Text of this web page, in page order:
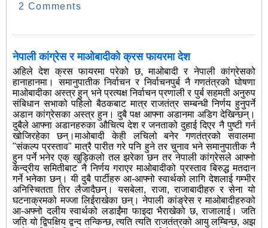
2 Comments
नेपाली कांग्रेस र माओबादीको क्रस फायरमा देश
अहिले देश क्रस फायरमा परेको छ, माओबादी र नेपाली कांग्रेसको
हानाहानमा। समानुपातीक निर्वाचन र निर्वाचनपुर्ब नै गणतंत्रको घोषणा
माओबादीका अस्त्र हुन् भने प्रत्यक्ष निर्वाचन प्रणाली र पुर्ब सहमती अनुरुप
संबिधान सभाको पहिलो बैठकबाट मात्र राजतंत्र सम्बन्धी निर्णय हुनुपर्ने
अडान कांग्रेसका अस्त्र हुन। दुबै पक्ष आफ्ना अडानमा अडिग देखिन्छन्।
दुबैले आफ्ना अडानहरुका औचित्य देश र जनताको दुहाई दिएर नै पुष्टी गर्न
खोजिरहेका छन्।माओबादी केही लचिलो बनेर गणतंत्रको सवालमा
"संकल्प प्रस्ताव" मात्रै पारीत गरे पनि हुने तर चुनाव भने समानुपातीक नै
हुन पर्ने भनेर एक् खुड्किलो तल झरेका छन तर नेपाली कांग्रेसले आफ्नो
केन्द्रीय समितीबाट नै निर्णय गराएर माओबादीको प्रस्ताव बिरुद्ध मतदान
गर्ने भनेका छन्। यी दुबै पार्टीहरु आ-आफ्नो स्वार्थको लागि देशलाई गम्भीर
अनिस्चितता तिर लैजादैछन्। यसबेला, राजा, राजाबादीहरु र सेना यो
घटनाक्रमको मज्जा लिईराखेका छन्। नेपाली कांङ्रेस र माओबादीहरुको
आ-अफ्नो दलीय स्वार्थको लडाईंमा फाइदा भैराखेको छ, राजालाई। जति
जति यो द्विपक्षिय द्वन्द तन्किन्छ, त्यति त्यति राजतंत्रको आयु लम्बिन्छ, अझ